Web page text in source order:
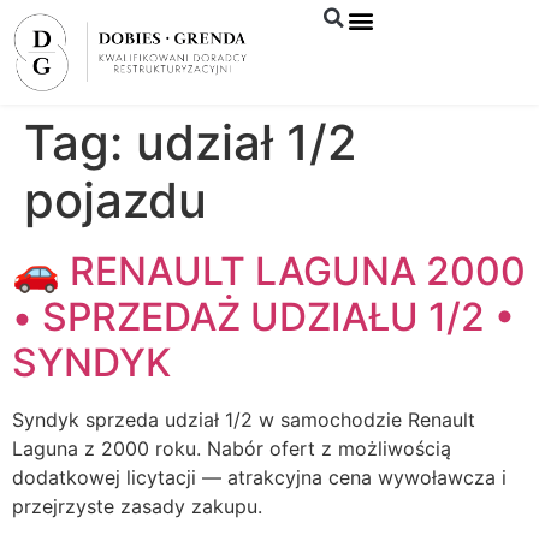
Tag: udział 1/2
pojazdu
🚗 RENAULT LAGUNA 2000
• SPRZEDAŻ UDZIAŁU 1/2 •
SYNDYK
Syndyk sprzeda udział 1/2 w samochodzie Renault
Laguna z 2000 roku. Nabór ofert z możliwością
dodatkowej licytacji — atrakcyjna cena wywoławcza i
przejrzyste zasady zakupu.